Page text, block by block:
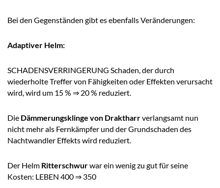
Bei den Gegenständen gibt es ebenfalls Veränderungen:
Adaptiver Helm:
SCHADENSVERRINGERUNG Schaden, der durch
wiederholte Treffer von Fähigkeiten oder Effekten verursacht
wird, wird um 15 % ⇒ 20 % reduziert.
Die Dämmerungsklinge von Draktharrverlangsamt nun
nicht mehr als Fernkämpfer und der Grundschaden des
Nachtwandler Effekts wird reduziert.
Der Helm Ritterschwurwar ein wenig zu gut für seine
Kosten: LEBEN 400 ⇒ 350